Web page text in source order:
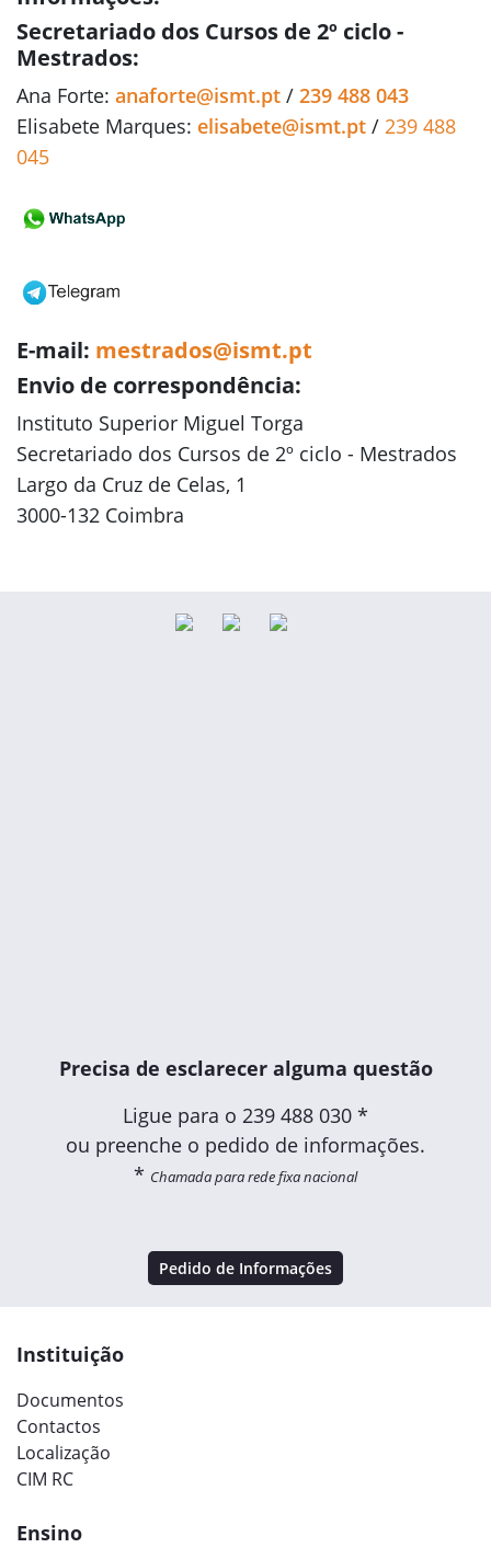
Secretariado dos Cursos de 2º ciclo -
Mestrados:
Ana Forte: anaforte@ismt.pt / 239 488 043
Elisabete Marques: elisabete@ismt.pt / 239 488
045
E-mail: mestrados@ismt.pt
Envio de correspondência:
Instituto Superior Miguel Torga
Secretariado dos Cursos de 2º ciclo - Mestrados
Largo da Cruz de Celas, 1
3000-132 Coimbra
Precisa de esclarecer alguma questão
Ligue para o 239 488 030 *
ou preenche o pedido de informações.
* Chamada para rede fixa nacional
Pedido de Informações
Instituição
Documentos
Contactos
Localização
CIM RC
Ensino